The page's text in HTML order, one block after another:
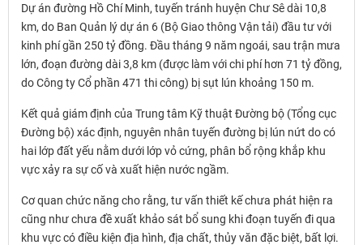
Dự án đường Hồ Chí Minh, tuyến tránh huyện Chư Sê dài 10,8
km, do Ban Quản lý dự án 6 (Bộ Giao thông Vận tải) đầu tư với
kinh phí gần 250 tỷ đồng. Đầu tháng 9 năm ngoái, sau trận mưa
lớn, đoạn đường dài 3,8 km (được làm với chi phí hơn 71 tỷ đồng,
do Công ty Cổ phần 471 thi công) bị sụt lún khoảng 150 m.
Kết quả giám định của Trung tâm Kỹ thuật Đường bộ (Tổng cục
Đường bộ) xác định, nguyên nhân tuyến đường bị lún nứt do có
hai lớp đất yếu nằm dưới lớp vỏ cứng, phân bổ rộng khắp khu
vực xảy ra sự cố và xuất hiện nước ngầm.
Cơ quan chức năng cho rằng, tư vấn thiết kế chưa phát hiện ra
cũng như chưa đề xuất khảo sát bổ sung khi đoạn tuyến đi qua
khu vực có điều kiện địa hình, địa chất, thủy văn đặc biệt, bất lợi.